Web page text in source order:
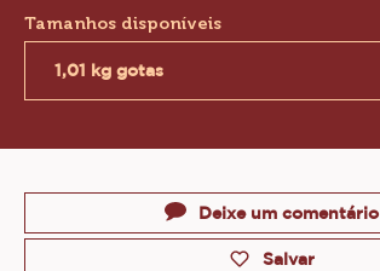
WINDOW)
Tamanhos disponíveis
1,01 kg gotas
Deixe um comentário
Salvar